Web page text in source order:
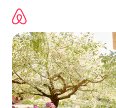
sadržaj